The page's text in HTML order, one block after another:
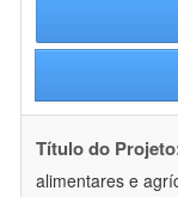
Título do
alimentares e